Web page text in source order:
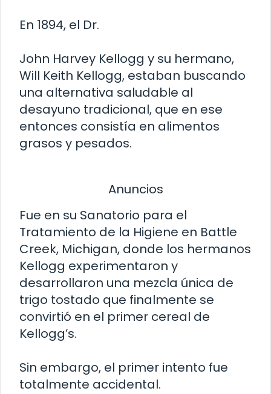
En 1894, el Dr.
John Harvey Kellogg y su hermano,
Will Keith Kellogg, estaban buscando
una alternativa saludable al
desayuno tradicional, que en ese
entonces consistía en alimentos
grasos y pesados.
Anuncios
Fue en su Sanatorio para el
Tratamiento de la Higiene en Battle
Creek, Michigan, donde los hermanos
Kellogg experimentaron y
desarrollaron una mezcla única de
trigo tostado que finalmente se
convirtió en el primer cereal de
Kellogg’s.
Sin embargo, el primer intento fue
totalmente accidental.